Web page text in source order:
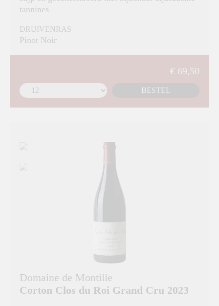
tannines
DRUIVENRAS
Pinot Noir
€ 69,50
BESTEL
Domaine de Montille
Corton Clos du Roi Grand Cru 2023